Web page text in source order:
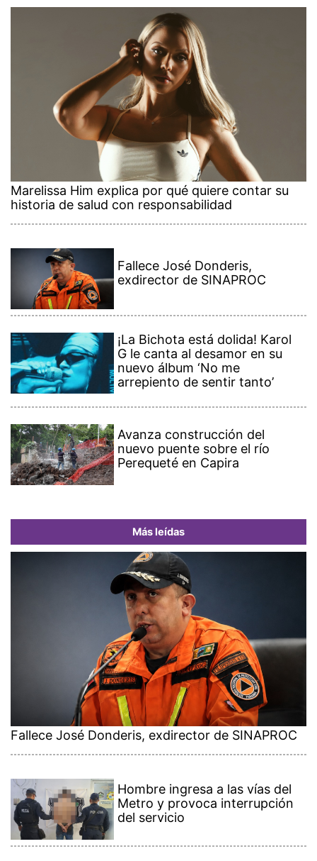
Marelissa Him explica por qué quiere contar su
historia de salud con responsabilidad
Fallece José Donderis,
exdirector de SINAPROC
¡La Bichota está dolida! Karol
G le canta al desamor en su
nuevo álbum ‘No me
arrepiento de sentir tanto’
Avanza construcción del
nuevo puente sobre el río
Perequeté en Capira
Más leídas
Fallece José Donderis, exdirector de SINAPROC
Hombre ingresa a las vías del
Metro y provoca interrupción
del servicio